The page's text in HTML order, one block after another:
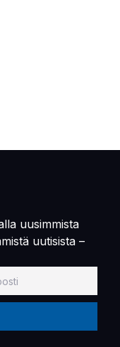
uusimmista
uutisista –